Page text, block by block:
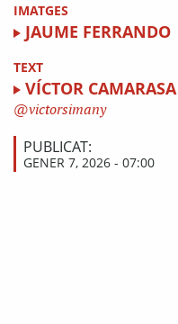
IMATGES
JAUME FERRANDO
TEXT
VÍCTOR CAMARASA
victorsimany
PUBLICAT:
GENER 7, 2026 - 07:00